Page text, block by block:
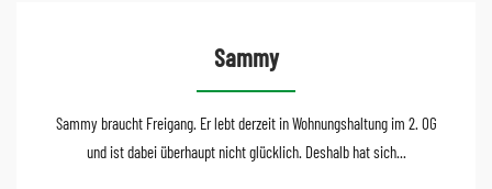
Sammy
Sammy braucht Freigang. Er lebt derzeit in Wohnungshaltung im 2. OG
und ist dabei überhaupt nicht glücklich. Deshalb hat sich...